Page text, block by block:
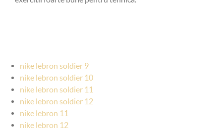
nike lebron soldier 9
nike lebron soldier 10
nike lebron soldier 11
nike lebron soldier 12
nike lebron 11
nike lebron 12